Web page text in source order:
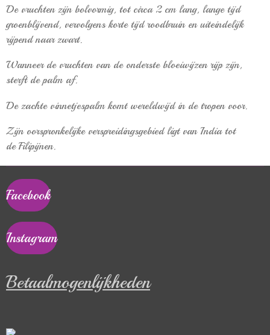
De vruchten zijn bolvormig, tot circa 2 cm lang, lange tijd
groenblijvend, vervolgens korte tijd roodbruin en uiteindelijk
rijpend naar zwart.
Wanneer de vruchten van de onderste bloeiwijzen rijp zijn,
sterft de palm af.
De zachte vinnetjespalm komt wereldwijd in de tropen voor.
Zijn oorspronkelijke verspreidingsgebied ligt van India tot
de Filipijnen.
Facebook
Instagram
Betaalmogenlijkheden